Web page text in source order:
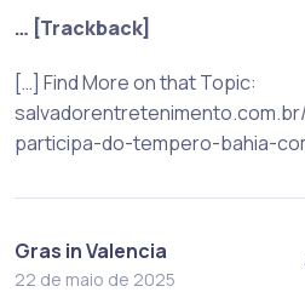
… [Trackback]
[…] Find More on that Topic:
participa-do-tempero-bahia-
Gras in Valencia
22 de maio de 2025